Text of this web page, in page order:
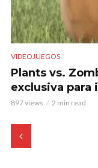
VIDEOJUEGOS
Plants vs.
exclusiva para
897 views 2 min read